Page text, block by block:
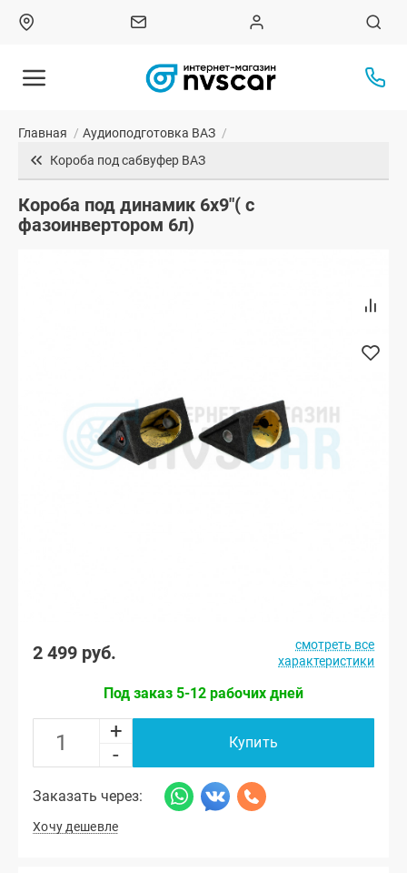
Главная / Аудиоподготовка ВАЗ /
Короба под сабвуфер ВАЗ
Короба под динамик 6x9"( с
фазоинвертором 6л)
2 499 руб.
смотреть все
характеристики
Под заказ 5-12 рабочих дней
+
-
Купить
Заказать через:
Хочу дешевле